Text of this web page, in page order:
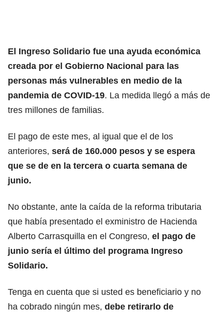
El Ingreso Solidario fue una ayuda económica
creada por el Gobierno Nacional para las
personas más vulnerables en medio de la
pandemia de COVID-19. La medida llegó a más de
tres millones de familias.
El pago de este mes, al igual que el de los
anteriores, será de 160.000 pesos y se espera
que se de en la tercera o cuarta semana de
junio.
No obstante, ante la caída de la reforma tributaria
que había presentado el exministro de Hacienda
Alberto Carrasquilla en el Congreso, el pago de
junio sería el último del programa Ingreso
Solidario.
Tenga en cuenta que si usted es beneficiario y no
ha cobrado ningún mes, debe retirarlo de